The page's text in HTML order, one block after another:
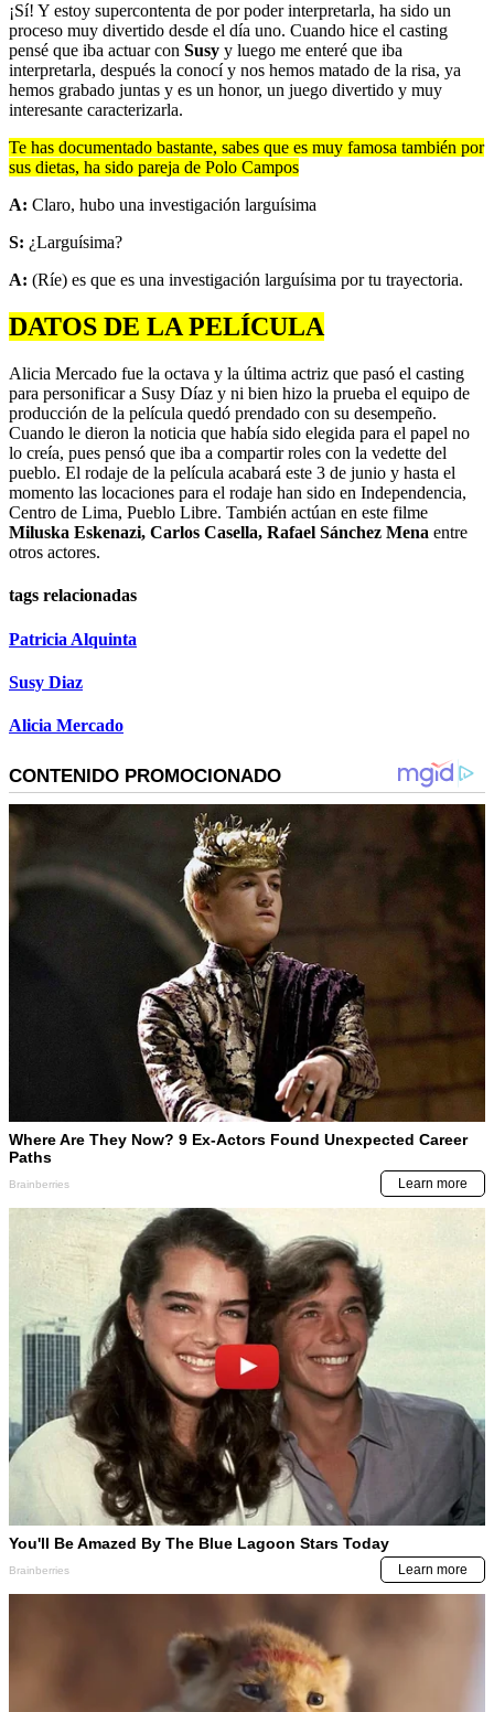
¡Sí! Y estoy supercontenta de por poder interpretarla, ha sido un
proceso muy divertido desde el día uno. Cuando hice el casting
pensé que iba actuar con Susy y luego me enteré que iba
interpretarla, después la conocí y nos hemos matado de la risa, ya
hemos grabado juntas y es un honor, un juego divertido y muy
interesante caracterizarla.
Te has documentado bastante, sabes que es muy famosa también por
sus dietas, ha sido pareja de Polo Campos
A: Claro, hubo una investigación larguísima
S: ¿Larguísima?
A: (Ríe) es que es una investigación larguísima por tu trayectoria.
DATOS DE LA PELÍCULA
Alicia Mercado fue la octava y la última actriz que pasó el casting
para personificar a Susy Díaz y ni bien hizo la prueba el equipo de
producción de la película quedó prendado con su desempeño.
Cuando le dieron la noticia que había sido elegida para el papel no
lo creía, pues pensó que iba a compartir roles con la vedette del
pueblo. El rodaje de la película acabará este 3 de junio y hasta el
momento las locaciones para el rodaje han sido en Independencia,
Centro de Lima, Pueblo Libre. También actúan en este filme
Miluska Eskenazi, Carlos Casella, Rafael Sánchez Mena entre
otros actores.
tags relacionadas
Patricia Alquinta
Susy Diaz
Alicia Mercado